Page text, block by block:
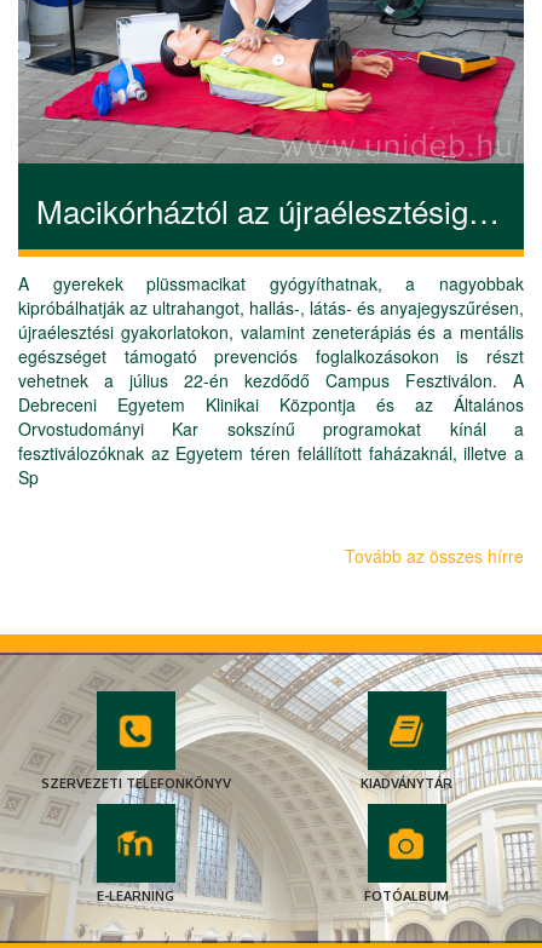
Macikórháztól az újraélesztésig – egészségprogramok a Campuson
A gyerekek plüssmacikat gyógyíthatnak, a nagyobbak
kipróbálhatják az ultrahangot, hallás-, látás- és anyajegyszűrésen,
újraélesztési gyakorlatokon, valamint zeneterápiás és a mentális
egészséget támogató prevenciós foglalkozásokon is részt
vehetnek a július 22-én kezdődő Campus Fesztiválon. A
Debreceni Egyetem Klinikai Központja és az Általános
Orvostudományi Kar sokszínű programokat kínál a
fesztiválozóknak az Egyetem téren felállított faházaknál, illetve a
Sp
Tovább az összes hírre
SZERVEZETI TELEFONKÖNYV KIADVÁNYTÁR
E-LEARNING FOTÓALBUM